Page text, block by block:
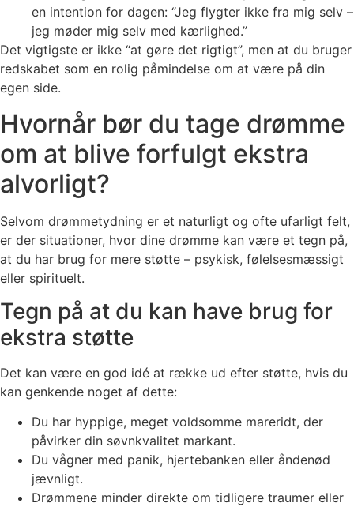
en intention for dagen: “Jeg flygter ikke fra mig selv –
jeg møder mig selv med kærlighed.”
Det vigtigste er ikke “at gøre det rigtigt”, men at du bruger
redskabet som en rolig påmindelse om at være på din
egen side.
Hvornår bør du tage drømme
om at blive forfulgt ekstra
alvorligt?
Selvom drømmetydning er et naturligt og ofte ufarligt felt,
er der situationer, hvor dine drømme kan være et tegn på,
at du har brug for mere støtte – psykisk, følelsesmæssigt
eller spirituelt.
Tegn på at du kan have brug for
ekstra støtte
Det kan være en god idé at række ud efter støtte, hvis du
kan genkende noget af dette:
Du har hyppige, meget voldsomme mareridt, der
påvirker din søvnkvalitet markant.
Du vågner med panik, hjertebanken eller åndenød
jævnligt.
Drømmene minder direkte om tidligere traumer eller